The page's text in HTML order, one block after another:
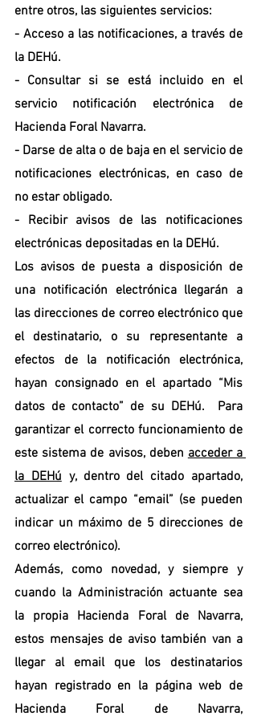
entre otros, las siguientes servicios:
- Acceso a las notificaciones, a través de
la DEHú.
- Consultar si se está incluido en el
servicio notificación electrónica de
Hacienda Foral Navarra.
- Darse de alta o de baja en el servicio de
notificaciones electrónicas, en caso de
no estar obligado.
- Recibir avisos de las notificaciones
electrónicas depositadas en la DEHú.
Los avisos de puesta a disposición de
una notificación electrónica llegarán a
las direcciones de correo electrónico que
el destinatario, o su representante a
efectos de la notificación electrónica,
hayan consignado en el apartado “Mis
datos de contacto” de su DEHú.  Para
garantizar el correcto funcionamiento de
este sistema de avisos, deben acceder a
la DEHú y, dentro del citado apartado,
actualizar el campo “email” (se pueden
indicar un máximo de 5 direcciones de
correo electrónico).
Además, como novedad, y siempre y
cuando la Administración actuante sea
la propia Hacienda Foral de Navarra,
estos mensajes de aviso también van a
llegar al email que los destinatarios
hayan registrado en la página web de
Hacienda Foral de Navarra,